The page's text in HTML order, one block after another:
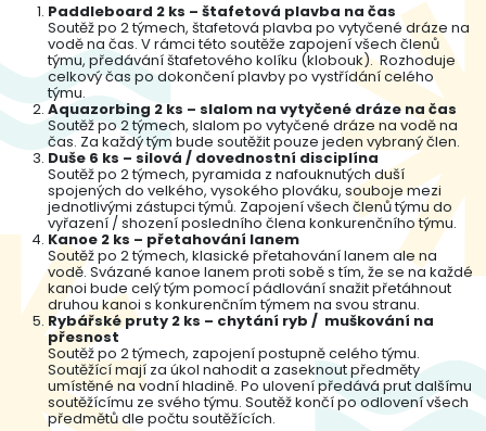
Paddleboard 2 ks – štafetová plavba na čas
Soutěž po 2 týmech, štafetová plavba po vytyčené dráze na
vodě na čas. V rámci této soutěže zapojení všech členů
týmu, předávání štafetového kolíku (klobouk). Rozhoduje
celkový čas po dokončení plavby po vystřídání celého
týmu.
Aquazorbing 2 ks – slalom na vytyčené dráze na čas
Soutěž po 2 týmech, slalom po vytyčené dráze na vodě na
čas. Za každý tým bude soutěžit pouze jeden vybraný člen.
Duše 6 ks – silová / dovednostní disciplína
Soutěž po 2 týmech, pyramida z nafouknutých duší
spojených do velkého, vysokého plováku, souboje mezi
jednotlivými zástupci týmů. Zapojení všech členů týmu do
vyřazení / shození posledního člena konkurenčního týmu.
Kanoe 2 ks – přetahování lanem
Soutěž po 2 týmech, klasické přetahování lanem ale na
vodě. Svázané kanoe lanem proti sobě s tím, že se na každé
kanoi bude celý tým pomocí pádlování snažit přetáhnout
druhou kanoi s konkurenčním týmem na svou stranu.
Rybářské pruty 2 ks – chytání ryb / muškování na
přesnost
Soutěž po 2 týmech, zapojení postupně celého týmu.
Soutěžící mají za úkol nahodit a zaseknout předměty
umístěné na vodní hladině. Po ulovení předává prut dalšímu
soutěžícímu ze svého týmu. Soutěž končí po odlovení všech
předmětů dle počtu soutěžících.